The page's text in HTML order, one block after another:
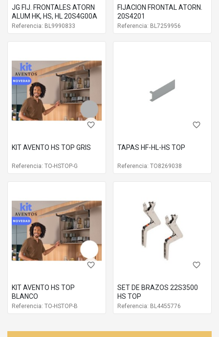
JG FIJ. FRONTALES ATORN
ALUM HK, HS, HL 20S4G00A
Referencia: BL9990833
FIJACION FRONTAL ATORN.
20S4201
Referencia: BL7259956
favorite_border
KIT AVENTO HS TOP GRIS
Referencia: TO-HSTOP-G
favorite_border
TAPAS HF-HL-HS TOP
Referencia: TO8269038
favorite_border
KIT AVENTO HS TOP
BLANCO
Referencia: TO-HSTOP-B
favorite_border
SET DE BRAZOS 22S3500
HS TOP
Referencia: BL4455776